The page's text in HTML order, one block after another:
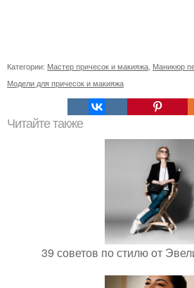
Категории: Мастер причесок и макияжа Маникюр
Модели для причесок и макияжа
Читайте также
39 советов по стилю от